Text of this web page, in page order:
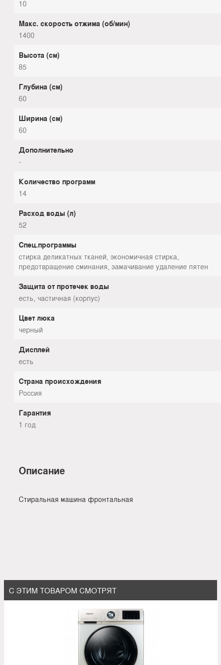
10
Макс. скорость отжима (об/мин)
1400
Высота (см)
85
Глубина (см)
60
Ширина (см)
60
Дополнительно
-
Количество программ
14
Расход воды (л)
52
Спец.программы
стирка деликатных тканей, экономичная стирка,
предотвращение сминания, замачивание удаление пятен
Защита от протечек воды
есть, частичная (корпус)
Цвет люка
черный
Дисплей
есть
Страна происхождения
Россия
Гарантия
1 год
Описание
Стиральная машина фронтальная
С ЭТИМ ТОВАРОМ СМОТРЯТ